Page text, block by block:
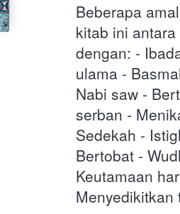
Beberapa
kitab ini
dengan: -
ulama -
Nabi saw -
serban -
Sedekah -
Bertobat -
Keutamaan
Menyedikitkan